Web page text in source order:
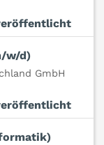
w/d)
GmbH